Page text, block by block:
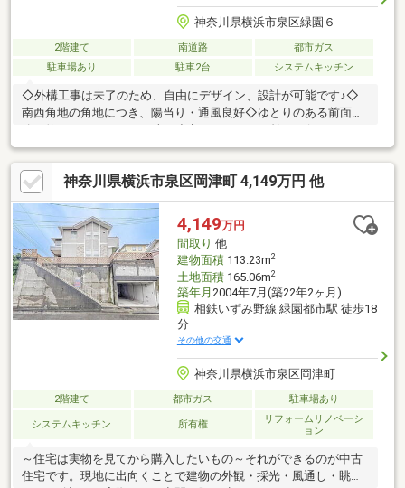
神奈川県横浜市泉区緑園６
2階建て 南道路
都市ガス
駐車場あり
駐車2台 システムキッチン
◇外構工事は未了のため、自由にデザイン、設計が可能です♪◇
南西角地の角地につき、陽当り・通風良好◇ゆとりのある前面道
♪◇ゆとりのある駐車スペースあり（2台分）※車種制限有◇広々
約36.8m2（約22帖）屋上空間◇広々とした約21帖超のLDK空間◇
広々とした【洗面＆脱衣所スペース】◇ワンランク上の快適性を
追及した各種住宅設備◇広々とした玄関空間◇豊富な収納
神奈川県横浜市泉区岡津町 4,149万円 他
4,149万円
間取り 他
建物面積113.23m2
土地面積165.06m2
築年月 2004年7月(築22年2ヶ月)
相鉄いずみ野線 緑園都市駅 徒歩18
分
その他の交通
神奈川県横浜市泉区岡津町
2階建て 都市ガス 駐車場あり
システムキッチン 所有権
リフォームリノベーシ
ョン
～住宅は実物を見てから購入したいもの～それができるのが中古
住宅です。現地に出向くことで建物の外観・採光・風通し・眺望